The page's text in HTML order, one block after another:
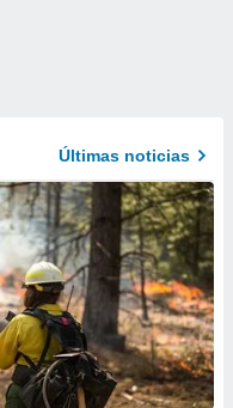
Últimas noticias